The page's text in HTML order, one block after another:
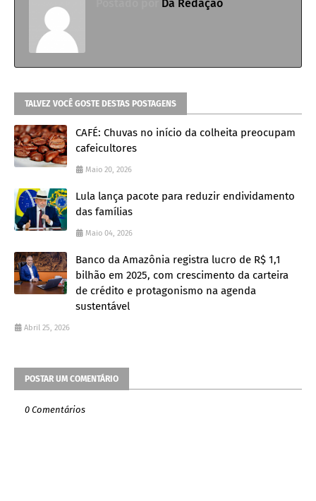
Da Redação
TALVEZ VOCÊ GOSTE DESTAS POSTAGENS
CAFÉ: Chuvas no início da colheita preocupam
cafeicultores
Maio 20, 2026
Lula lança pacote para reduzir endividamento
das famílias
Maio 04, 2026
Banco da Amazônia registra lucro de R$ 1,1
bilhão em 2025, com crescimento da carteira
de crédito e protagonismo na agenda
sustentável
Abril 25, 2026
POSTAR UM COMENTÁRIO
0 Comentários